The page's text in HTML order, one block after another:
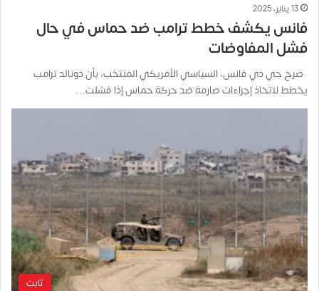
13 يناير، 2025
فانس يكشف خطط ترامب ضد حماس في حال
فشل المفاوضات
صرح جي دي فانس، السياسي الأمريكي المنتخب، بأن دونالد ترامب
يخطط لاتخاذ إجراءات صارمة ضد حركة حماس إذا فشلت…
ثابت